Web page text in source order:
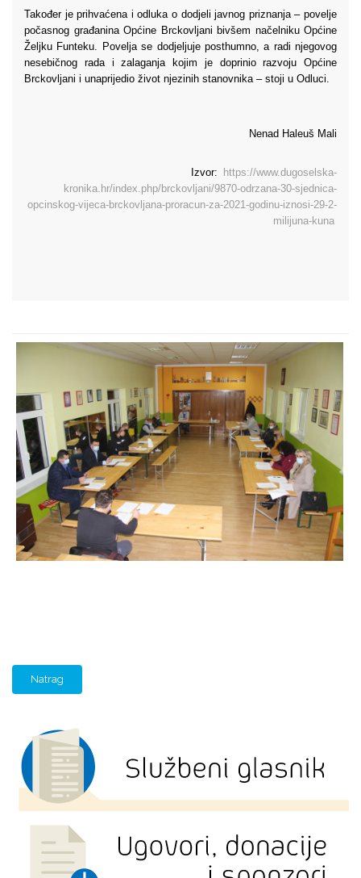
Također je prihvaćena i odluka o dodjeli javnog priznanja – povelje
počasnog građanina Općine Brckovljani bivšem načelniku Općine
Željku Funteku. Povelja se dodjeljuje posthumno, a radi njegovog
nesebičnog rada i zalaganja kojim je doprinio razvoju Općine
Brckovljani i unaprijedio život njezinih stanovnika – stoji u Odluci.
Nenad Haleuš Mali
Izvor:
https://www.dugoselska-
kronika.hr/index.php/brckovljani/9870-odrzana-30-sjednica-
opcinskog-vijeca-brckovljana-proracun-za-2021-godinu-iznosi-29-2-
milijuna-kuna
Natrag